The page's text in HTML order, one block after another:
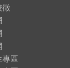
徵
專區